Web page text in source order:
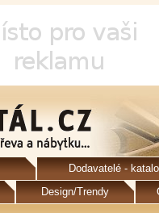
Dodavatelé -
Design/Trendy